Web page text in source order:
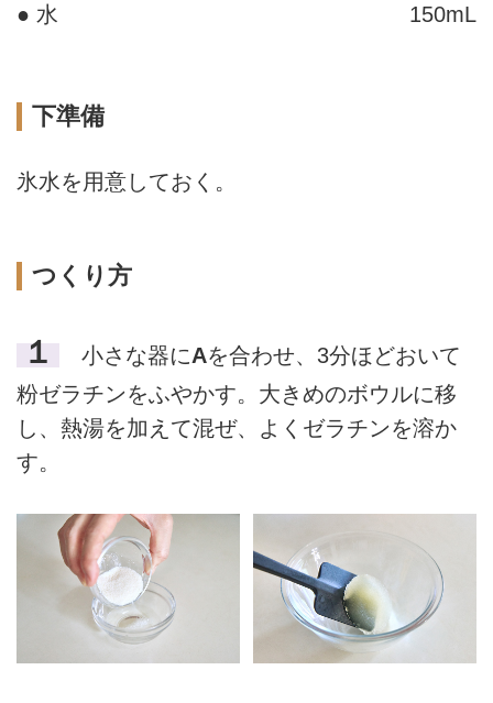
● 水 150mL
下準備
氷水を用意しておく。
つくり方
１ 小さな器にAを合わせ、3分ほどおいて
粉ゼラチンをふやかす。大きめのボウルに移
し、熱湯を加えて混ぜ、よくゼラチンを溶か
す。